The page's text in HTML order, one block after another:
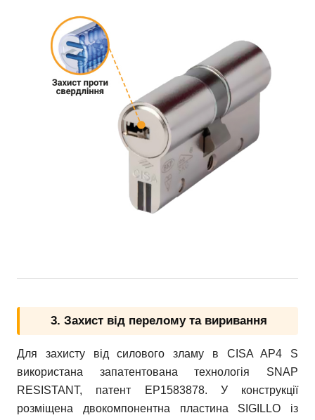
3. Захист від перелому та виривання
Для захисту від силового зламу в CISA AP4 S
використана запатентована технологія SNAP
RESISTANT, патент EP1583878. У конструкції
розміщена двокомпонентна пластина SIGILLO із